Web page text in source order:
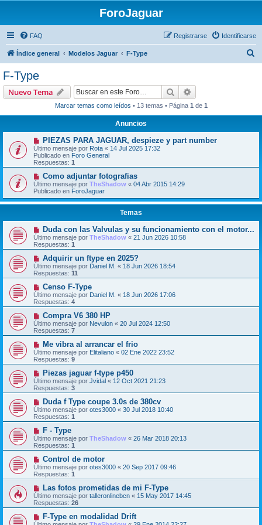
ForoJaguar
FAQ Identificarse
Registrarse
Índice general Modelos Jaguar F-Type
F-Type
Nuevo Tema Buscar
Marcar temas como leídos • 13 temas • Página 1 de 1
Anuncios
PIEZAS PARA JAGUAR, despieze y part number
Último mensaje por Rota « 14 Jul 2025 17:32
Publicado en Foro General
Respuestas: 1
Como adjuntar fotografias
Último mensaje por TheShadow « 04 Abr 2015 14:29
Publicado en ForoJaguar
Temas
Duda con las Valvulas y su funcionamiento con el motor...
Último mensaje por TheShadow « 21 Jun 2026 10:58
Respuestas: 1
Adquirir un ftype en 2025?
Último mensaje por Daniel M. « 18 Jun 2026 18:54
Respuestas: 11
Censo F-Type
Último mensaje por Daniel M. « 18 Jun 2026 17:06
Respuestas: 4
Compra V6 380 HP
Último mensaje por Nevulon « 20 Jul 2024 12:50
Respuestas: 7
Me vibra al arrancar el frio
Último mensaje por Elitaliano « 02 Ene 2022 23:52
Respuestas: 9
Piezas jaguar f-type p450
Último mensaje por Jvidal « 12 Oct 2021 21:23
Respuestas: 3
Duda f Type coupe 3.0s de 380cv
Último mensaje por otes3000 « 30 Jul 2018 10:40
Respuestas: 1
F - Type
Último mensaje por TheShadow « 26 Mar 2018 20:13
Respuestas: 1
Control de motor
Último mensaje por otes3000 « 20 Sep 2017 09:46
Respuestas: 1
Las fotos prometidas de mi F-Type
Último mensaje por talleronlinebcn « 15 May 2017 14:45
Respuestas: 26
F-Type en modalidad Drift